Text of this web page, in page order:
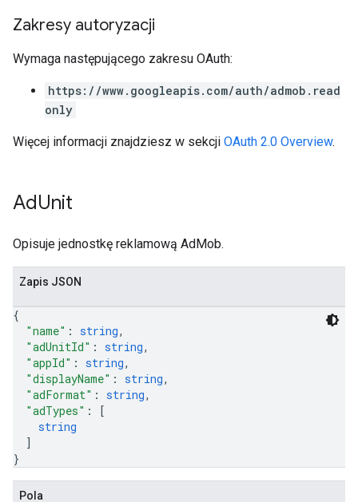
Zakresy autoryzacji
Wymaga następującego zakresu OAuth:
https://www.googleapis.com/auth/admob.read
only
Więcej informacji znajdziesz w sekcji OAuth 2.0 Overview.
AdUnit
Opisuje jednostkę reklamową AdMob.
Zapis JSON
{
"name" : string,
"adUnitId" : string,
"appId" : string,
"displayName" : string,
"adFormat" : string,
"adTypes" :
[
string
]
}
Pola